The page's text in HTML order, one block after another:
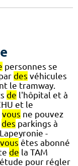
personnes se
des véhicules
le tramway.
de l'hôpital et à
et le
vous ne pouvez
des parkings à
Lapeyronie -
vous êtes abonné
de la TAM
pour régler